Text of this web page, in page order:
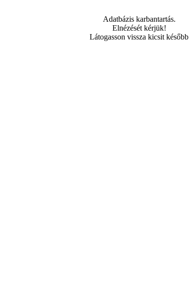
Adatbázis karbantartás.
Elnézését kérjük!
Látogasson vissza kicsit később